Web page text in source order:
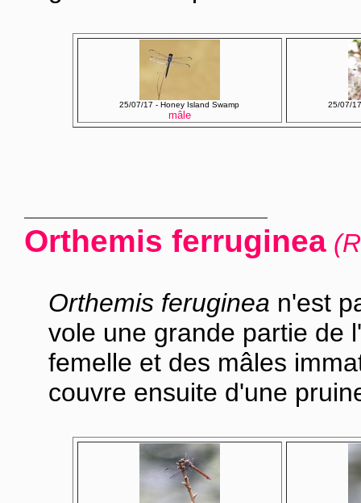
25/07/17 - Honey Island Swamp
mâle
25/07/
Orthemis ferruginea
Orthemis feruginea n'est
vole une grande partie de
femelle et des mâles
couvre ensuite d'une